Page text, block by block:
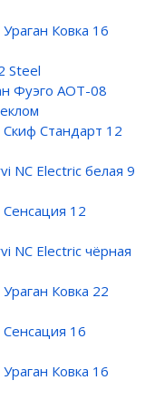
Ковка 16
Steel
Фуэго АОТ-08
Стандарт 12
NC Electric белая 9
12
NC Electric чёрная
Ковка 22
16
Ковка 16